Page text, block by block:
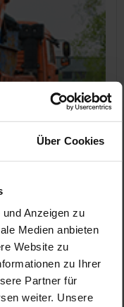
Über Cookies
Anzeigen zu
Medien anbieten
Website zu
zu Ihrer
Partner für
weiter. Unsere
u. Abbruch
(Achenbach),